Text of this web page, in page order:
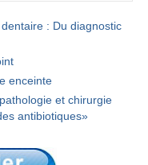
: Du diagnostic
enceinte
et chirurgie
antibiotiques»